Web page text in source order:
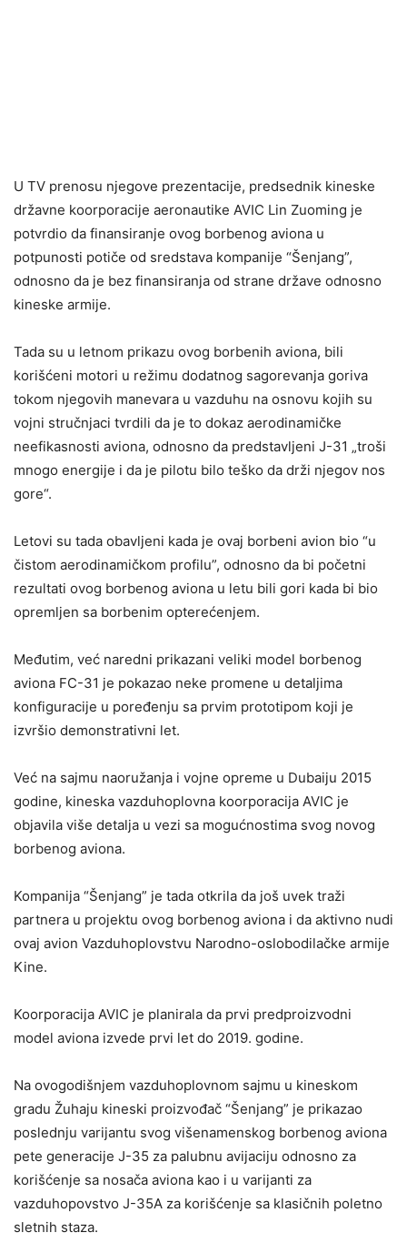
U TV prenosu njegove prezentacije, predsednik kineske
državne koorporacije aeronautike AVIC Lin Zuoming je
potvrdio da finansiranje ovog borbenog aviona u
potpunosti potiče od sredstava kompanije “Šenjang”,
odnosno da je bez finansiranja od strane države odnosno
kineske armije.
Tada su u letnom prikazu ovog borbenih aviona, bili
korišćeni motori u režimu dodatnog sagorevanja goriva
tokom njegovih manevara u vazduhu na osnovu kojih su
vojni stručnjaci tvrdili da je to dokaz aerodinamičke
neefikasnosti aviona, odnosno da predstavljeni J-31 „troši
mnogo energije i da je pilotu bilo teško da drži njegov nos
gore“.
Letovi su tada obavljeni kada je ovaj borbeni avion bio “u
čistom aerodinamičkom profilu”, odnosno da bi početni
rezultati ovog borbenog aviona u letu bili gori kada bi bio
opremljen sa borbenim opterećenjem.
Međutim, već naredni prikazani veliki model borbenog
aviona FC-31 je pokazao neke promene u detaljima
konfiguracije u poređenju sa prvim prototipom koji je
izvršio demonstrativni let.
Već na sajmu naoružanja i vojne opreme u Dubaiju 2015
godine, kineska vazduhoplovna koorporacija AVIC je
objavila više detalja u vezi sa mogućnostima svog novog
borbenog aviona.
Kompanija “Šenjang” je tada otkrila da još uvek traži
partnera u projektu ovog borbenog aviona i da aktivno nudi
ovaj avion Vazduhoplovstvu Narodno-oslobodilačke armije
Kine.
Koorporacija AVIC je planirala da prvi predproizvodni
model aviona izvede prvi let do 2019. godine.
Na ovogodišnjem vazduhoplovnom sajmu u kineskom
gradu Žuhaju kineski proizvođač “Šenjang” je prikazao
poslednju varijantu svog višenamenskog borbenog aviona
pete generacije J-35 za palubnu avijaciju odnosno za
korišćenje sa nosača aviona kao i u varijanti za
vazduhopovstvo J-35A za korišćenje sa klasičnih poletno
sletnih staza.